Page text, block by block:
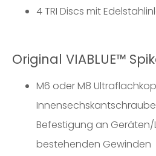
4 TRI Discs mit
Original VIABLUE™
M6 oder M8
Befestigung an
bestehenden Gewinden